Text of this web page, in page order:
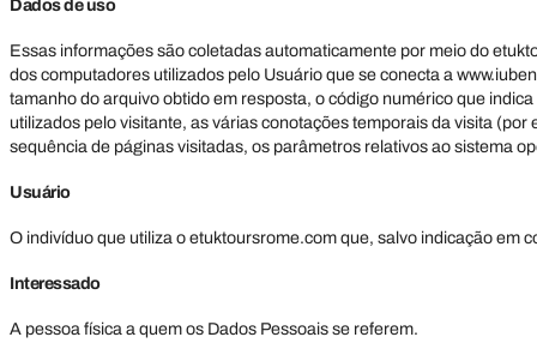
Dados de uso
Essas informações são coletadas automaticamente por meio do
dos computadores utilizados pelo Usuário que se conecta a
tamanho do arquivo obtido em resposta, o código numérico que
utilizados pelo visitante, as várias conotações temporais da visita
sequência de páginas visitadas, os parâmetros relativos ao sistema
Usuário
O indivíduo que utiliza o etuktoursrome.com que, salvo indicação em
Interessado
A pessoa física a quem os Dados Pessoais se referem.